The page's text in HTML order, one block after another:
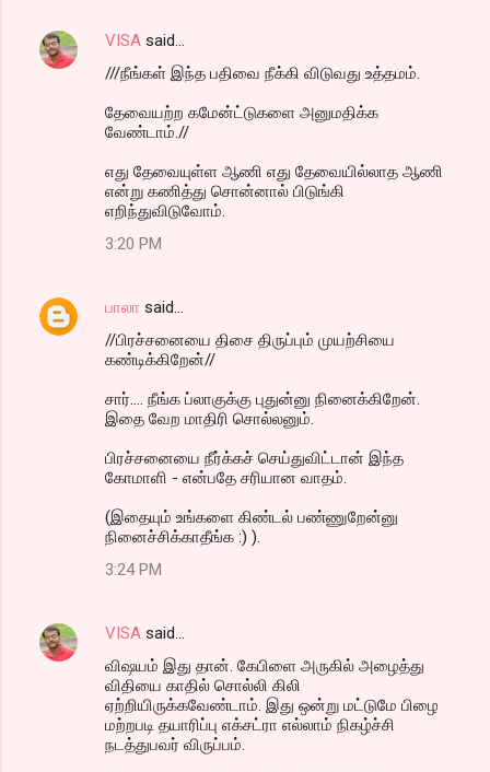
VISA said…
///நீங்கள் இந்த பதிவை நீக்கி விடுவது உத்தமம்.
தேவையற்ற கமேன்ட்டுகளை அனுமதிக்க
வேண்டாம்.//
எது தேவையுள்ள ஆணி எது தேவையில்லாத ஆணி
என்று கணித்து சொன்னால் பிடுங்கி
எறிந்துவிடுவோம்.
3:20 PM
பாலா said…
//பிரச்சனையை திசை திருப்பும் முயற்சியை
கண்டிக்கிறேன்//
சார்.... நீங்க ப்லாகுக்கு புதுன்னு நினைக்கிறேன்.
இதை வேற மாதிரி சொல்லனும்.
பிரச்சனையை நீர்க்கச் செய்துவிட்டான் இந்த
கோமாளி - என்பதே சரியான வாதம்.
(இதையும் உங்களை கிண்டல் பண்ணுறேன்னு
நினைச்சிக்காதீங்க :) ).
3:24 PM
VISA said…
விஷயம் இது தான். கேபிளை அருகில் அழைத்து
விதியை காதில் சொல்லி கிலி
ஏற்றியிருக்கவேண்டாம். இது ஒன்று மட்டுமே பிழை
மற்றபடி தயாரிப்பு எக்சட்ரா எல்லாம் நிகழ்ச்சி
நடத்துபவர் விருப்பம்.